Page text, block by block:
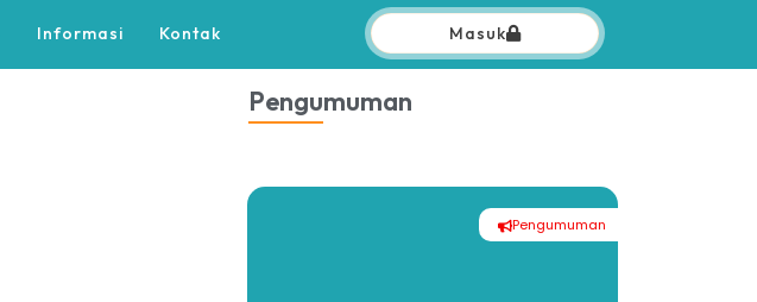
Informasi Kontak Masuk
Pengumuman
Pengumuman